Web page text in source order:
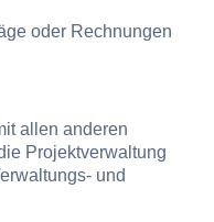
oder Rechnungen
allen anderen
Projektverwaltung
und